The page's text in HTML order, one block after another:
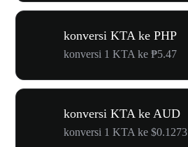
konversi KTA ke PHP
konversi 1 KTA ke ₱5.47
konversi KTA ke AUD
konversi 1 KTA ke $0.1273